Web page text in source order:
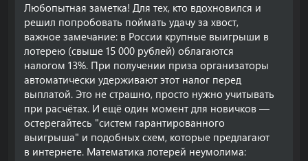
Любопытная заметка! Для тех, кто вдохновился и
решил попробовать поймать удачу за хвост,
важное замечание: в России крупные выигрыши в
лотерею (свыше 15 000 рублей) облагаются
налогом 13%. При получении приза организаторы
автоматически удерживают этот налог перед
выплатой. Это не страшно, просто нужно учитывать
при расчётах. И ещё один момент для новичков —
остерегайтесь "систем гарантированного
выигрыша" и подобных схем, которые предлагают
в интернете. Математика лотерей неумолима: